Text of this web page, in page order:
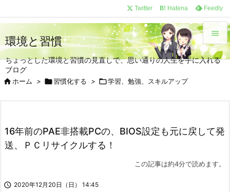
環境と習慣
ちょっとした環境と習慣の見直しで、思い通りの人生を手に入れる
ブログ


メニュ


検索
Twitter B! Hatena Feedly
ホーム > 習慣化する > 学習、勉強、スキルアップ
16年前のPAE非搭載PCの、BIOS設定も元に戻して発
送、ＰＣリサイクルする！
この記事は約4分で読めます。
 2020年12月20日（日） 14:45